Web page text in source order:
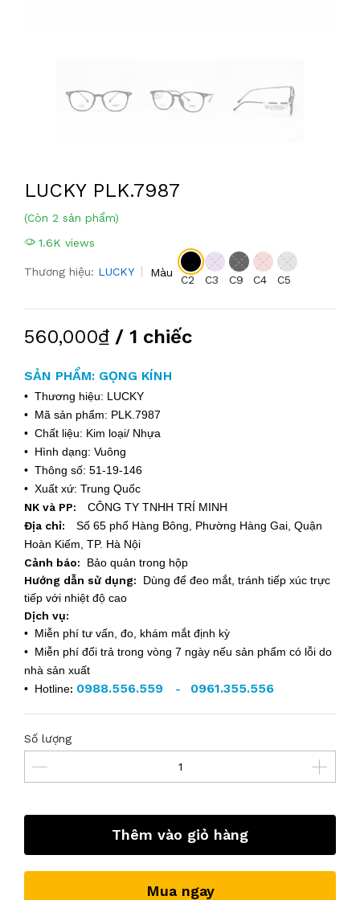
LUCKY PLK.7987
(Còn 2 sản phẩm)
1.6K views
Thương hiệu: LUCKY Màu
C2 C3 C9 C4 C5
560,000₫ / 1 chiếc
SẢN PHẨM: GỌNG KÍNH
• Thương hiệu: LUCKY
• Mã sản phẩm: PLK.7987
• Chất liệu: Kim loại/ Nhựa
• Hình dạng: Vuông
• Thông số: 51-19-146
• Xuất xứ: Trung Quốc
NK và PP:
CÔNG TY TNHH TRÍ MINH
Địa chỉ:
Số 65 phố Hàng Bông, Phường Hàng Gai, Quận
Hoàn Kiếm, TP. Hà Nội
Cảnh báo: Bảo quản trong hộp
Hướng dẫn sử dụng: Dùng để đeo mắt, tránh tiếp xúc trực
tiếp với nhiệt độ cao
Dịch vụ:
• Miễn phí tư vấn, đo, khám mắt định kỳ
• Miễn phí đổi trả trong vòng 7 ngày nếu sản phẩm có lỗi do
nhà sản xuất
• Hotline: 0988.556.559 - 0961.355.556
Số lượng
Thêm vào giỏ hàng
Mua ngay